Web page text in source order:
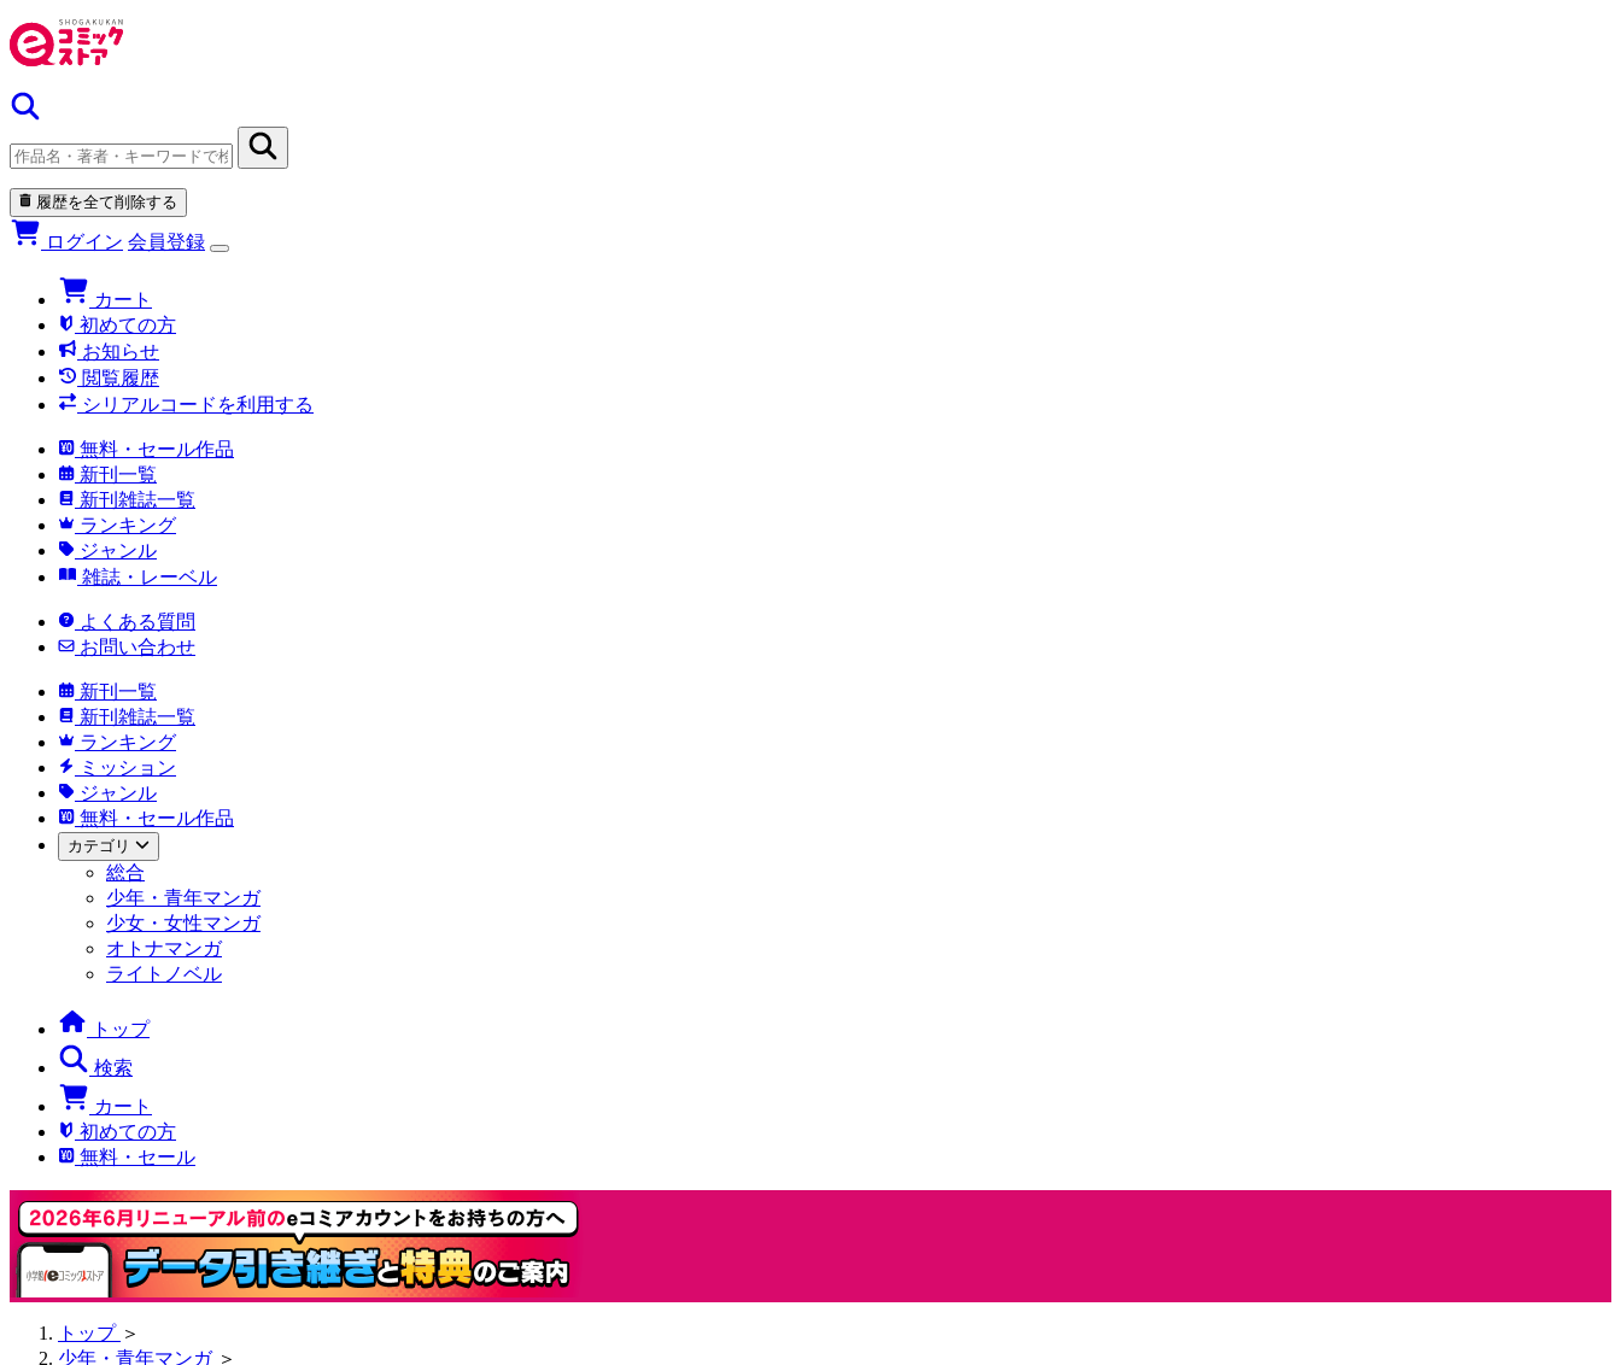
履歴を全て削除する
ログイン 会員登録
カート
初めての方
お知らせ
閲覧履歴
シリアルコードを利用する
無料・セール作品
新刊一覧
新刊雑誌一覧
ランキング
ジャンル
雑誌・レーベル
よくある質問
お問い合わせ
新刊一覧
新刊雑誌一覧
ランキング
ミッション
ジャンル
無料・セール作品
カテゴリ
総合
少年・青年マンガ
少女・女性マンガ
オトナマンガ
ライトノベル
トップ
検索
カート
初めての方
無料・セール
トップ ＞
少年・青年マンガ ＞